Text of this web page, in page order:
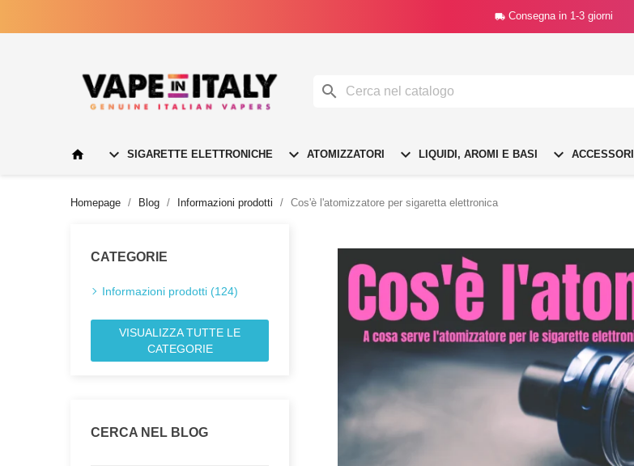
 Consegna in 1-3 giorni

  SIGARETTE ELETTRONICHE  ATOMIZZATORI  LIQUIDI, AROMI E BASI  ACCESSORI
Homepage Blog Informazioni prodotti Cos'è l'atomizzatore per sigaretta elettronica
CATEGORIE
Informazioni prodotti (124)
VISUALIZZA TUTTE LE
CATEGORIE
CERCA NEL BLOG